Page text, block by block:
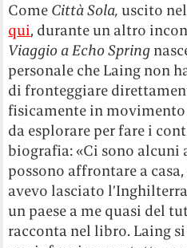
Come Città Sola,uscito
qui, durante un altro
Viaggio a Echo Spring
personale che Laing non
di fronteggiare
fisicamente in
da esplorare per fare i
biografia: «Ci sono alcuni
possono affrontare a
avevo lasciato
un paese a me quasi del
racconta nel libro. Laing